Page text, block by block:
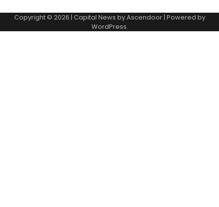
Copyright © 2026 | Capital News byAscendoor| Powered by
WordPress.